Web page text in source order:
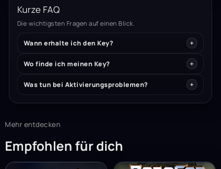
Kurze FAQ
Die wichtigsten Fragen auf einen Blick.
Wann erhalte ich den Key?
Wo finde ich meinen Key?
Was tun bei Aktivierungsproblemen?
Mehr entdecken
Empfohlen für dich